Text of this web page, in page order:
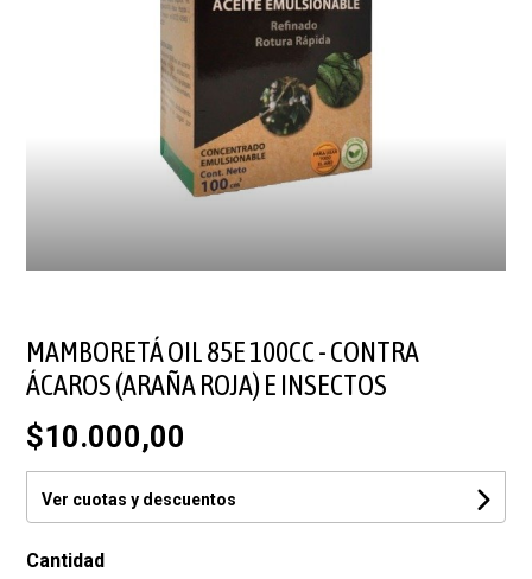
MAMBORETÁ OIL 85E 100CC - CONTRA
ÁCAROS (ARAÑA ROJA) E INSECTOS
$10.000,00
Ver cuotas y descuentos
Cantidad